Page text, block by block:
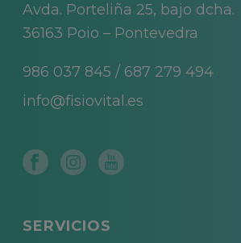
Avda. Porteliña 25, bajo dcha.
36163 Poio – Pontevedra
986 037 845 / 687 279 494
info@fisiovital.es
SERVICIOS